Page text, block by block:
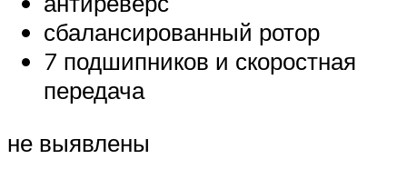
сбалансированный ротор
7 подшипников и скоростная
передача
не выявлены